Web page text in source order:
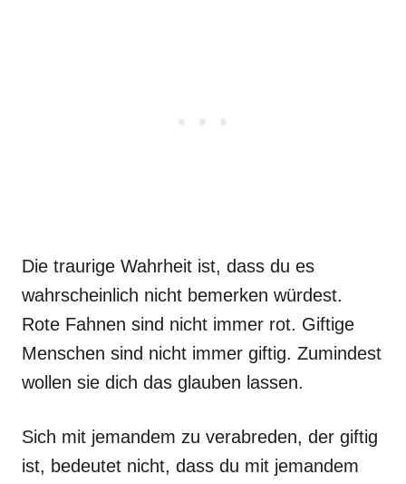
Die traurige Wahrheit ist, dass du es
wahrscheinlich nicht bemerken würdest.
Rote Fahnen sind nicht immer rot. Giftige
Menschen sind nicht immer giftig. Zumindest
wollen sie dich das glauben lassen.
Sich mit jemandem zu verabreden, der giftig
ist, bedeutet nicht, dass du mit jemandem